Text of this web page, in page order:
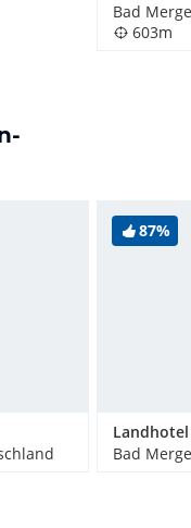
Bad
603m
87%
Bad